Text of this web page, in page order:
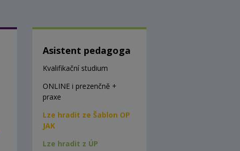
Asistent pedagoga
Kvalifikační studium
ONLINE i prezenčně +
praxe
Lze hradit ze Šablon OP
JAK
Lze hradit z ÚP